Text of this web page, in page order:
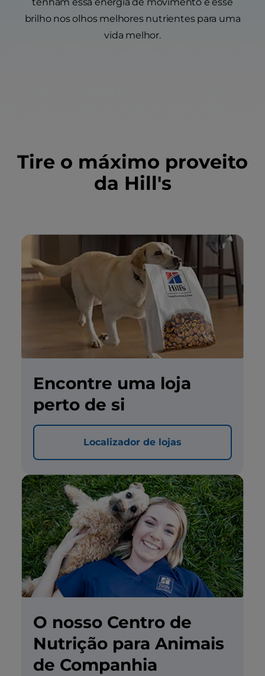
brilho nos olhos melhores nutrientes para uma
vida melhor.
Tire o máximo proveito
da Hill's
Encontre uma loja
perto de si
Localizador de lojas
O nosso Centro de
Nutrição para Animais
de Companhia